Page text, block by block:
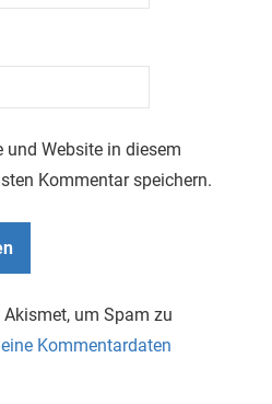
und Website in diesem
Kommentar speichern.
Akismet, um Spam zu
Kommentardaten